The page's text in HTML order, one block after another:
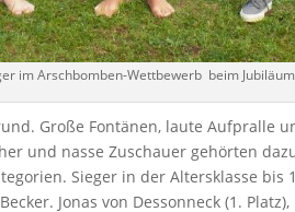
im Arschbomben-Wettbewerb beim
Große Fontänen, laute Aufpralle
und nasse Zuschauer gehörten
Sieger in der Altersklasse bis
Jonas von Dessonneck (1.